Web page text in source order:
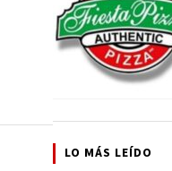
LO MÁS LEÍDO